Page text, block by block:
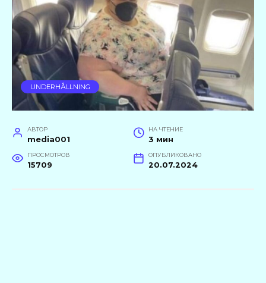
UNDERHÅLLNING
АВТОР
media001
НА ЧТЕНИЕ
3 мин
ПРОСМОТРОВ
15709
ОПУБЛИКОВАНО
20.07.2024